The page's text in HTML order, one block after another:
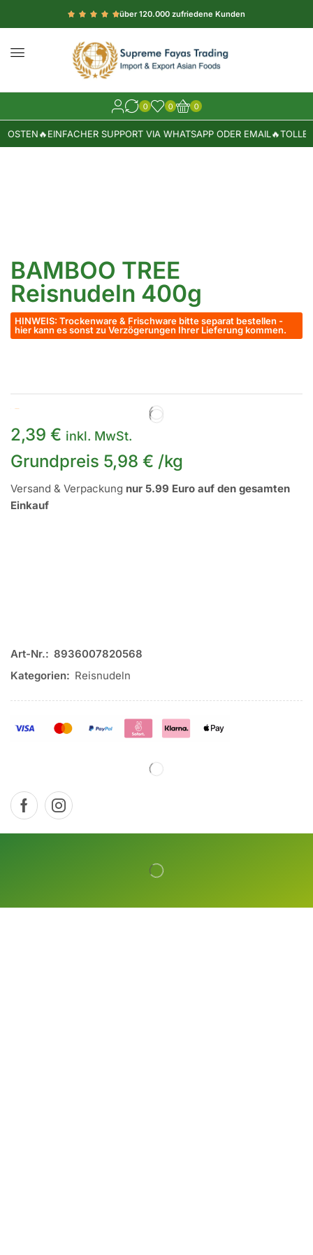
über 120.000 zufriedene Kunden
0 0 0
🔥EINFACHER SUPPORT VIA WHATSAPP ODER EMAIL🔥TOLLE
BAMBOO TREE
Reisnudeln 400g
HINWEIS: Trockenware & Frischware bitte separat bestellen -
hier kann es sonst zu Verzögerungen Ihrer Lieferung kommen.
2,39 € inkl. MwSt.
Grundpreis 5,98 € /kg
Versand & Verpackung nur 5.99 Euro auf den gesamten
Einkauf
Art-Nr.: 8936007820568
Kategorien: Reisnudeln